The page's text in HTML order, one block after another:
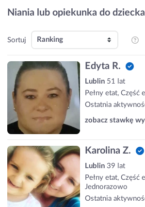
Niania lub opiekunka do
Sortuj
Edyta R.
Lublin 51 lat
Pełny etat, Część
Ostatnia
zobacz stawkę
Karolina Z.
Lublin 39 lat
Pełny etat, Część
Jednorazowo
Ostatnia